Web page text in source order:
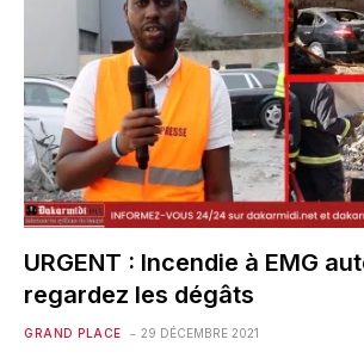
URGENT : Incendie à EMG
regardez les dégâts
GRAND PLACE 29 DÉCEMBRE 2021